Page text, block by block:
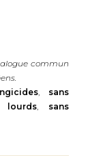
commun
, sans
lourds, sans